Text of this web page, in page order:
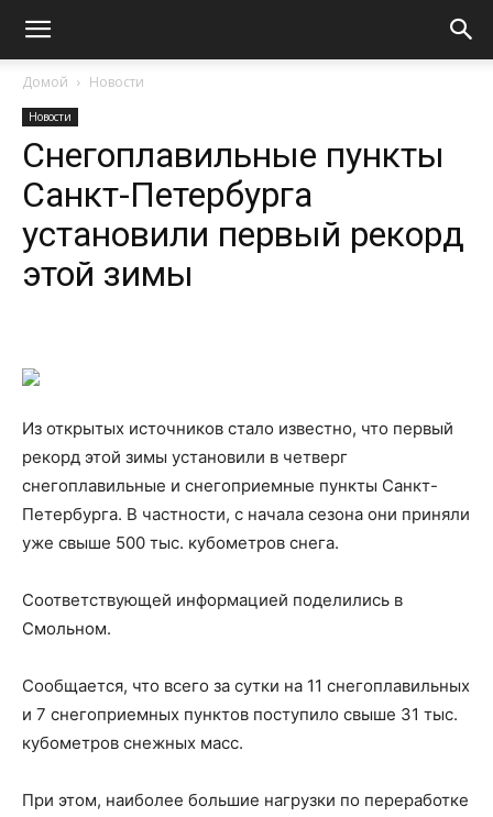
Домой Новости
Новости
Снегоплавильные пункты
Санкт-Петербурга
установили первый рекорд
этой зимы
Из открытых источников стало известно, что первый
рекорд этой зимы установили в четверг
снегоплавильные и снегоприемные пункты Санкт-
Петербурга. В частности, с начала сезона они приняли
уже свыше 500 тыс. кубометров снега.
Соответствующей информацией поделились в
Смольном.
Сообщается, что всего за сутки на 11 снегоплавильных
и 7 снегоприемных пунктов поступило свыше 31 тыс.
кубометров снежных масс.
При этом, наиболее большие нагрузки по переработке